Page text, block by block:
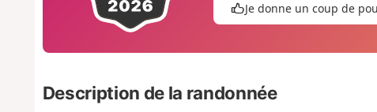
Je donne un coup de
Description de la randonnée